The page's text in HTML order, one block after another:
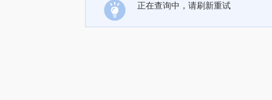
正在查询中，请刷新重试